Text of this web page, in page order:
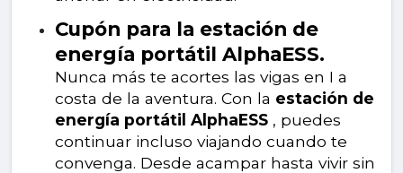
Cupón para la estación de
energía portátil AlphaESS.
Nunca más te acortes las vigas en I a
costa de la aventura. Con la estación de
energía portátil AlphaESS , puedes
continuar incluso viajando cuando te
convenga. Desde acampar hasta vivir sin